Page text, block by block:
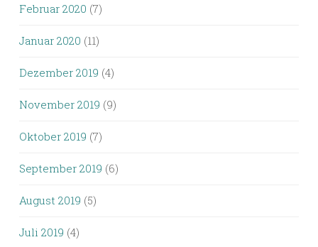
Februar 2020 (7)
Januar 2020 (11)
Dezember 2019 (4)
November 2019 (9)
Oktober 2019 (7)
September 2019 (6)
August 2019 (5)
Juli 2019 (4)